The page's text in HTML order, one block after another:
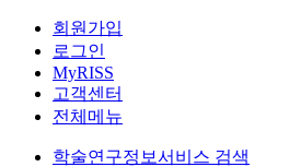
회원가입
로그인
MyRISS
고객센터
전체메뉴
학술연구정보서비스 검색